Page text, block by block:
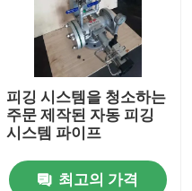
피깅 시스템을 청소하는
주문 제작된 자동 피깅
시스템 파이프
최고의 가격